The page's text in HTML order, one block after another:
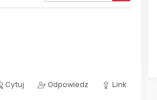
Cytuj Odpowiedz Link